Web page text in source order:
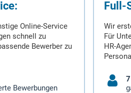
Online-Service
schnell zu
Bewerber zu
Bewerbungen
Full-
Wir
Für
HR-